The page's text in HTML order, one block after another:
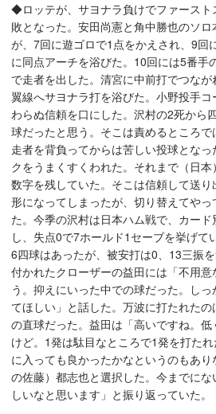
◆ロッテが、サヨナラ負けでファースト
敗となった。安田尚憲と角中勝也のソ
が、7回に遊ゴロで1点をかえされ、9回
に同点アーチを浴びた。10回には5番手
で走者を出した。清宮に中前打でつな
翼線へサヨナラ打を浴びた。小野投手
わらぬ信頼を口にした。沢村の2死から
球だったと思う。そこは責めるところで
走者を背負ってからは苦しい投球とな
クをうまくすくわれた。それまで（日
数字を残していた。そこは信頼して送
形になってしまったが、切り替えてや
た。今季の沢村は日本ハム戦で、カー
し、失点0で7ホールド1セーブを挙げて
6四球はあったが、被安打は0、13三振
付かれたクローザーの益田には「不用
う。抑えにいった中での球だった。し
てほしい」と話した。万波に打たれた
の直球だった。益田は「高いですね。
けど。1発は駄目なところで1発を打た
に入っても良かったかなというのもあ
の佐藤）都志也と選択した。今までに
しいなと思います」と振り返っていた。